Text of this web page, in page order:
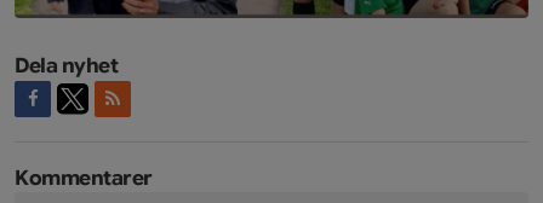
Dela nyhet
Kommentarer